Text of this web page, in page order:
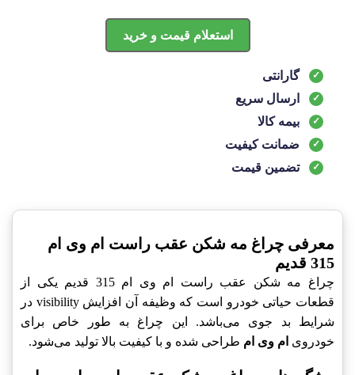
استعلام قیمت و خرید
گارانتی
ارسال سریع
بیمه کالا
ضمانت کیفیت
تضمین قیمت
معرفی چراغ مه شکن عقب راست ام وی ام
315 قدیم
چراغ مه شکن عقب راست ام وی ام 315 قدیم یکی از
قطعات حیاتی خودرو است که وظیفه آن افزایش visibility در
شرایط بد جوی می‌باشد. این چراغ به طور خاص برای
خودروی ام وی ام طراحی شده و با کیفیت بالا تولید می‌شود.